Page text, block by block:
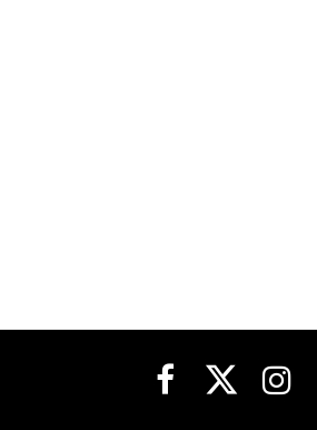
  